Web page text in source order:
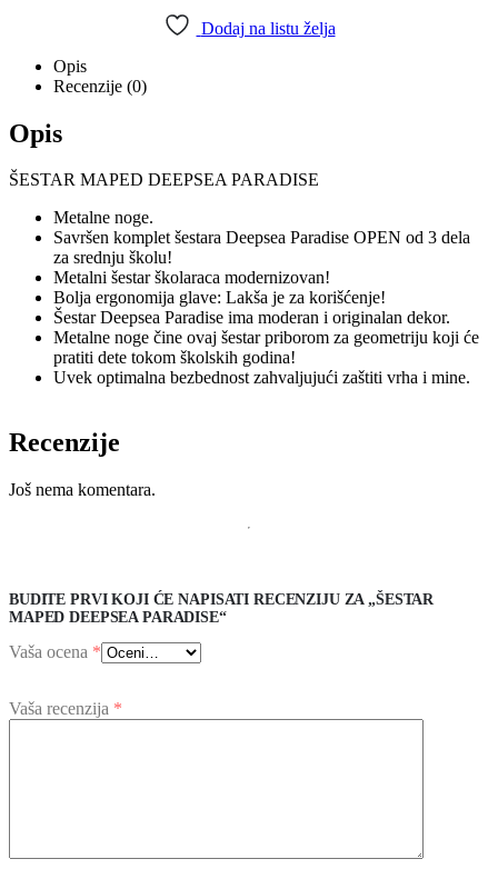
Dodaj na listu želja
Opis
Recenzije (0)
Opis
ŠESTAR MAPED DEEPSEA PARADISE
Metalne noge.
Savršen komplet šestara Deepsea Paradise OPEN od 3 dela
za srednju školu!
Metalni šestar školaraca modernizovan!
Bolja ergonomija glave: Lakša je za korišćenje!
Šestar Deepsea Paradise ima moderan i originalan dekor.
Metalne noge čine ovaj šestar priborom za geometriju koji će
pratiti dete tokom školskih godina!
Uvek optimalna bezbednost zahvaljujući zaštiti vrha i mine.
Recenzije
Još nema komentara.
BUDITE PRVI KOJI ĆE NAPISATI RECENZIJU ZA „ŠESTAR
MAPED DEEPSEA PARADISE“
Vaša ocena *
Vaša recenzija *